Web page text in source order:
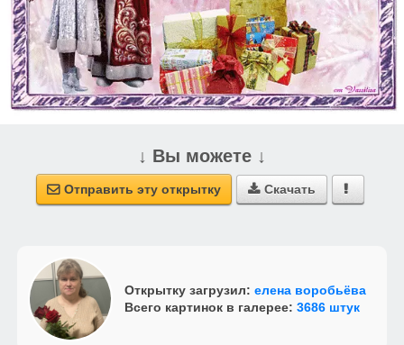
↓ Вы можете ↓
 Отправить эту открытку  Скачать 
Открытку загрузил: елена воробьёва
Всего картинок в галерее: 3686 штук